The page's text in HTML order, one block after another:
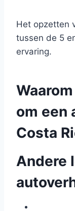
Het opzetten
tussen de 5
ervaring.
om een
Costa
Andere